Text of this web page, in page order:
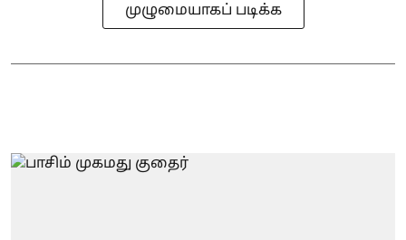
முழுமையாகப் படிக்க